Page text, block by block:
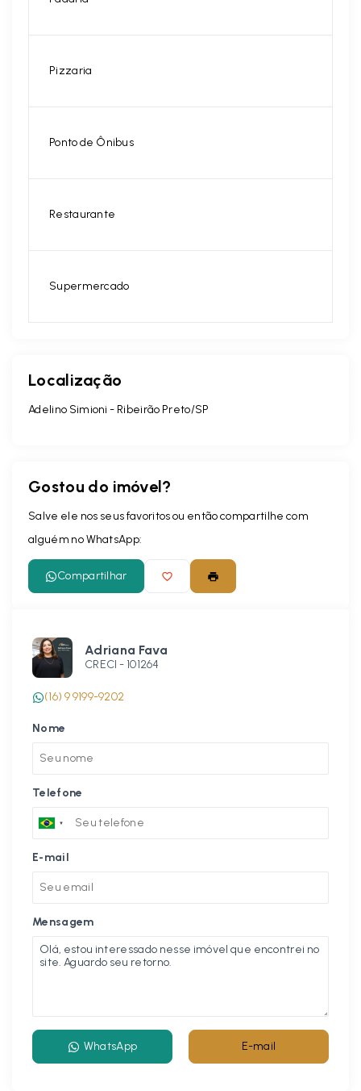
Pizzaria
Ponto de Ônibus
Restaurante
Supermercado
Localização
Adelino Simioni - Ribeirão Preto/SP
Gostou do imóvel?
Salve ele nos seus favoritos ou então compartilhe com
alguém no WhatsApp:
Compartilhar
Adriana Fava
CRECI - 101264
(16) 9 9199-9202
Nome
Telefone
E-mail
Mensagem
WhatsApp E-mail